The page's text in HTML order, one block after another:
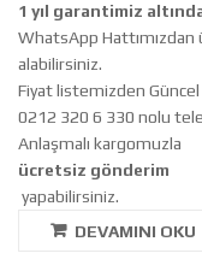
1 yıl garantimiz
WhatsApp
alabilirsiniz.
Fiyat listemizden
0212 320 6 330 nolu
Anlaşmalı kargomuzla
ücretsiz gönderim
yapabilirsiniz.
DEVAMINI OKU